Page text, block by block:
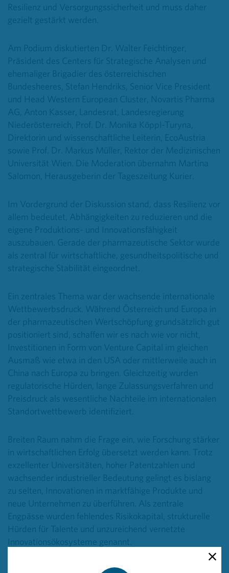
Resilienz und Versorgungssicherheit und muss daher
gezielt gestärkt werden.
Am Podium diskutierten Dr. Walter Feichtinger,
Präsident des Centers für Strategische Analysen und
ehemaliger Brigadier des österreichischen
Bundesheeres, Stefan Hendriks, Senior Vice President
und Head Western European Cluster, Novartis Pharma
AG, Anton Kasser, Landesrat, Landesregierung
Niederösterreich, Prof. Dr. Monika Köppl-Turyna,
Direktorin und wissenschaftliche Leiterin, EcoAustria
sowie Prof. Dr. Markus Müller, Rektor der Medizinischen
Universität Wien. Die Moderation übernahm Martina
Salomon, Herausgeberin der Tageszeitung Kurier.
Im Vordergrund der Diskussion stand, dass Resilienz vor
allem bedeutet, Abhängigkeiten zu reduzieren und die
eigene Produktions- und Innovationsfähigkeit
auszubauen. Gerade der pharmazeutische Sektor wurde
als zentral für wirtschaftliche, gesundheitspolitische und
strategische Stabilität eingeordnet.
Ein zentrales Thema war der wachsende internationale
Wettbewerbsdruck. Während Österreich und Europa in
der pharmazeutischen Wertschöpfung grundsätzlich gut
positioniert sind, schaffen wir es nach wie vor nicht,
Investitionen in Form von Venture Capital im gleichen
Ausmaß wie etwa in den USA oder mittlerweile auch in
China nach Europa zu bringen. Gleichzeitig wurden
regulatorische Hürden, lange Zulassungsverfahren und
Preisdruck als wesentliche Nachteile im internationalen
Standortwettbewerb identifiziert.
Breiten Raum nahm die Frage ein, wie Forschung stärker
in wirtschaftlichen Erfolg übersetzt werden kann. Trotz
exzellenter Universitäten, hoher Patentzahlen und
wachsender industrieller Bedeutung gelingt es bislang
zu selten, Innovationen in marktfähige Produkte und
neue Unternehmen zu überführen. Als zentrale
Engpässe wurden fehlendes Risikokapital, strukturelle
Hürden für Talente und unzureichend vernetzte
Innovationsökosysteme genannt.
Zudem wurde deutlich, dass Europa im internationalen